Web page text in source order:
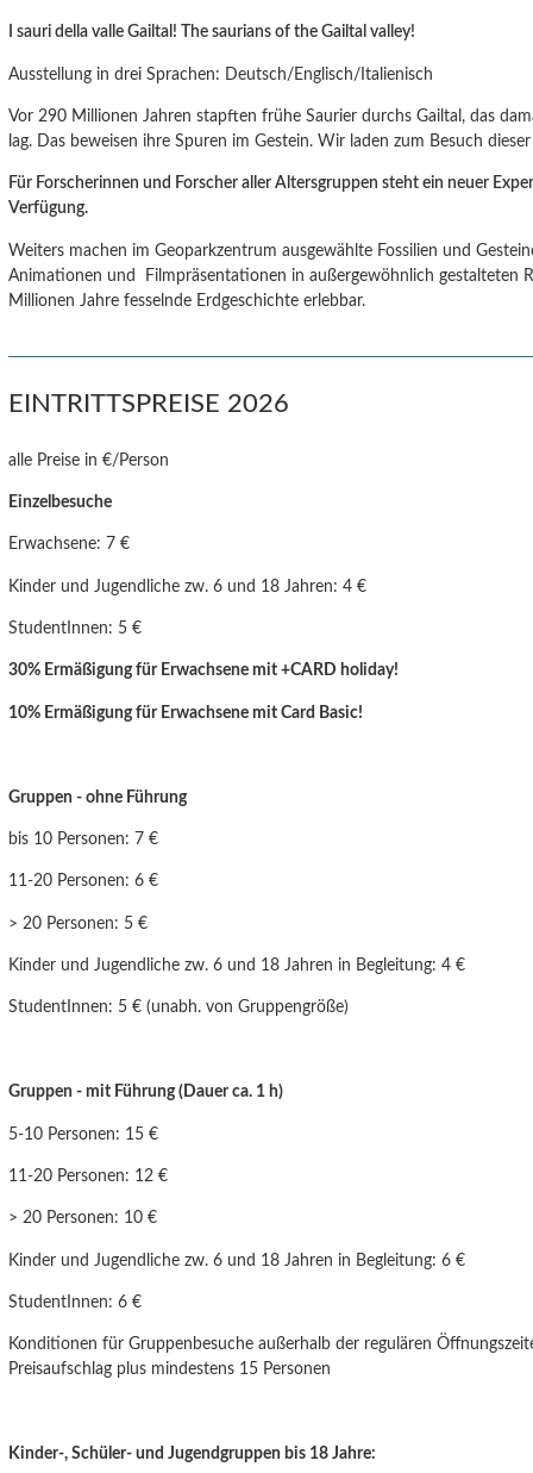
I sauri della valle Gailtal! The saurians of the Gailtal valley!
Ausstellung in drei Sprachen: Deutsch/Englisch/Italienisch
Vor 290 Millionen Jahren stapften frühe Saurier durchs Gailtal, das
lag. Das beweisen ihre Spuren im Gestein. Wir laden zum Besuch
Für Forscherinnen und Forscher aller Altersgruppen steht ein neuer
Verfügung.
Weiters machen im Geoparkzentrum ausgewählte Fossilien und
Animationen und Filmpräsentationen in außergewöhnlich gestalteten
Millionen Jahre fesselnde Erdgeschichte erlebbar.
EINTRITTSPREISE 2026
alle Preise in €/Person
Einzelbesuche
Erwachsene: 7 €
Kinder und Jugendliche zw. 6 und 18 Jahren: 4 €
StudentInnen: 5 €
30% Ermäßigung für Erwachsene mit +CARD holiday!
10% Ermäßigung für Erwachsene mit Card Basic!
Gruppen - ohne Führung
bis 10 Personen: 7 €
11-20 Personen: 6 €
> 20 Personen: 5 €
Kinder und Jugendlichezw. 6 und 18 Jahren in Begleitung: 4 €
StudentInnen: 5 € (unabh. von Gruppengröße)
Gruppen - mit Führung (Dauer ca. 1 h)
5-10 Personen: 15 €
11-20 Personen: 12 €
> 20 Personen: 10 €
Kinder und Jugendliche zw. 6 und 18 Jahren in Begleitung: 6 €
StudentInnen: 6 €
Konditionen für Gruppenbesuche außerhalb der regulären
Preisaufschlag plus mindestens 15 Personen
Kinder-, Schüler- und Jugendgruppen bis 18 Jahre: